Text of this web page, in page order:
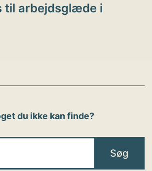
til arbejdsglæde i
du ikke kan finde?